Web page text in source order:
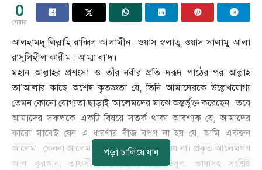
0
শেয়ার
আলহামদু লিল্লাহি রাব্বিল আলামীন। ওয়াস স্বলাতু ওয়াস সালামু আলা
রাসূলিহীল কারীম। আম্মা বা’দ।
মহান আল্লাহর প্রশংসা ও তাঁর নবীর প্রতি দরূদ পাঠের পর আল্লাহ
তা’আলার কাছে অশেষ কৃতজ্ঞতা যে, তিনি আমাদেরকে উল্লেখযোগ্য
তেমন কোনো যোগ্যতা ছাড়াই আলেমদের মাঝে অন্তর্ভুক্ত করেছেন। তবে
আমাদের সকলকে একটি বিষয়ে সতর্ক থাকা আবশ্যক যে, আমাদের
কারো মাঝেই যেন এ ধারণার বীজ বপণ না হয় যে, আমি একজন
আলেম। কেননা আলেম হওয়া সাধারণ কোন বিষয় না। প্রকৃত আলেমগণ
আল কুরআন, তাফসীর, হাদীস, ফিক্বহ, উসূল, ভাষাসহ সংশ্লিষ্ট
পড়া চালিয়ে যান